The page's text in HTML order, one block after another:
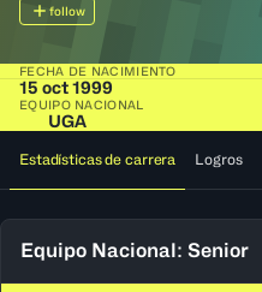
follow
FECHA DE NACIMIENTO
15 oct 1999
EQUIPO NACIONAL
UGA
Estadísticas de carrera Logros
Equipo Nacional: Senior